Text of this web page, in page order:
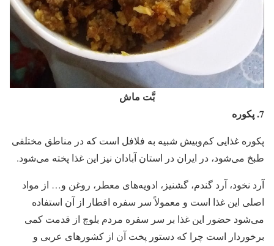
بَّت ماش
7. پکوره
پکوره غذایی کم‌وبیش شبیه به فلافل است که در مناطق مختلفی
طبخ می‌شود، در ایران در استان آبادان نیز این غذا پخته می‌شود.
آرد نخود، آرد گندم، گشنیز، ادویه‌های معطر، روغن و… از مواد
اصلی این غذا است و معمولاً سر سفره افطار از آن استفاده
می‌شود حضور این غذا بر سر سفره مردم بلوچ از قدمت کمی
برخوردار است چرا که دستور پخت آن از کشورهای عربی و